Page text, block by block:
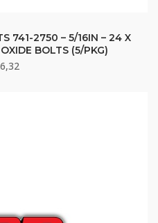
741-2750 – 5/16IN – 24 X
BOLTS (5/PKG)